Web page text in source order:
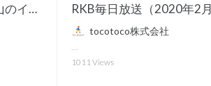
TOKYO MX「カンニング竹山のイチバン研究所」 RKB毎日放送（2020年2月
tocotoco株式会社
1011 Views